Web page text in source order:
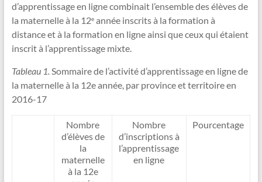
d’apprentissage en ligne combinait l’ensemble des élèves de
la maternelle à la 12eannée inscrits à la formation à
distance et à la formation en ligne ainsi que ceux qui étaient
inscrit à l’apprentissage mixte.
Tableau 1.Sommaire de l’activité d’apprentissage en ligne de
la maternelle à la 12e année, par province et territoire en
2016-17
Nombre
d’élèves de
la
maternelle
à la 12e
Nombre
d’inscriptions à
l’apprentissage
en ligne
Pourcentage